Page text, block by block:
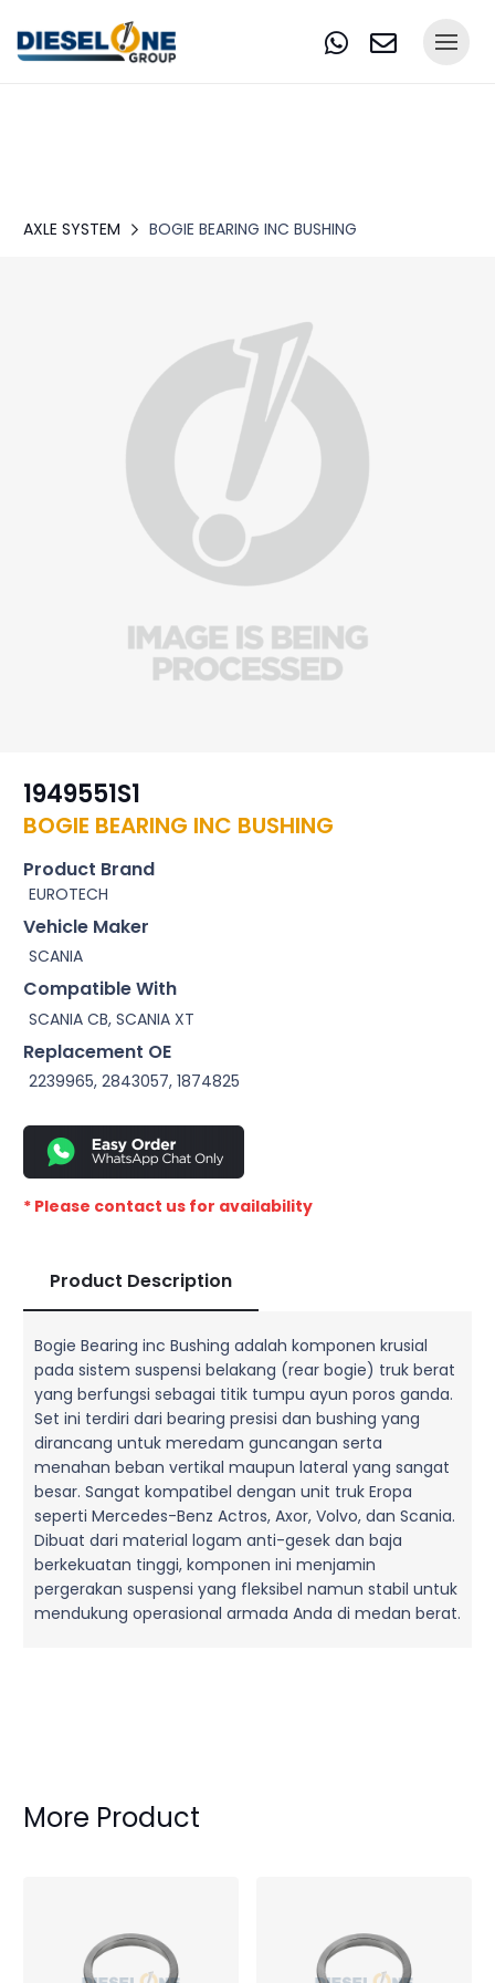
AXLE SYSTEM BOGIE BEARING INC BUSHING
1949551S1
BOGIE BEARING INC BUSHING
Product Brand
EUROTECH
Vehicle Maker
SCANIA
Compatible With
SCANIA CB, SCANIA XT
Replacement OE
2239965, 2843057, 1874825
* Please contact us for availability
Product Description
Bogie Bearing inc Bushing adalah komponen krusial
pada sistem suspensi belakang (rear bogie) truk berat
yang berfungsi sebagai titik tumpu ayun poros ganda.
Set ini terdiri dari bearing presisi dan bushing yang
dirancang untuk meredam guncangan serta
menahan beban vertikal maupun lateral yang sangat
besar. Sangat kompatibel dengan unit truk Eropa
seperti Mercedes-Benz Actros, Axor, Volvo, dan Scania.
Dibuat dari material logam anti-gesek dan baja
berkekuatan tinggi, komponen ini menjamin
pergerakan suspensi yang fleksibel namun stabil untuk
mendukung operasional armada Anda di medan berat.
More Product